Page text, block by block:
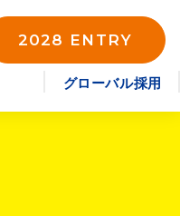
2028 ENTRY
グローバル採用